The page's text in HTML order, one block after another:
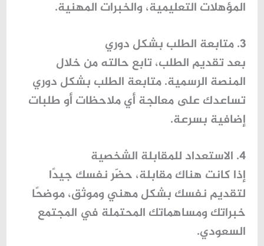
المؤهلات التعليمية، والخبرات المهنية.
3. متابعة الطلب بشكل دوري
بعد تقديم الطلب، تابع حالته من خلال
المنصة الرسمية. متابعة الطلب بشكل دوري
تساعدك على معالجة أي ملاحظات أو طلبات
إضافية بسرعة.
4. الاستعداد للمقابلة الشخصية
إذا كانت هناك مقابلة، حضّر نفسك جيدًا
لتقديم نفسك بشكل مهني وموثق، موضحًا
خبراتك ومساهماتك المحتملة في المجتمع
السعودي.